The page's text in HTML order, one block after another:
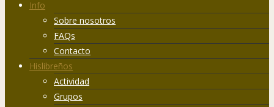
Info
Sobre nosotros
FAQs
Contacto
Hislibreños
Actividad
Grupos